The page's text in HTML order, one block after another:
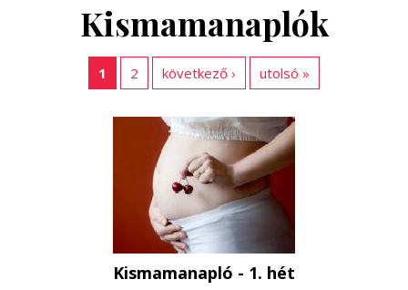
Kismamanaplók
1 2 következő › utolsó »
Kismamanapló - 1. hét